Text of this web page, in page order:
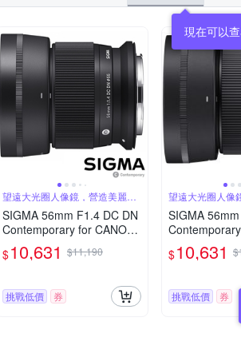
現在可以
望遠大光圈人像鏡，營造美麗淺
景深
SIGMA 56mm F1.4 DC DN
Contemporary for CANON
RF 接環 (公司貨) 望遠大光
圈定焦鏡 人像鏡 APS-C 無
$10,631 $11,190
挑戰低價 券
望遠大光圈人像
SIGMA
遠大光圈定焦
PS-C 無反微
$10,631
挑戰低價 券